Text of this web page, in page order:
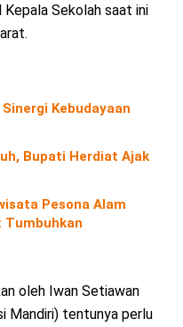
Kepala Sekolah saat ini
Kebudayaan
Bupati Herdiat Ajak
Pesona Alam
Tumbuhkan
oleh Iwan Setiawan
Mandiri) tentunya perlu